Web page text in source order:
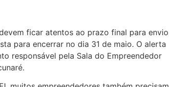
ficar atentos ao prazo final para envio
para encerrar no dia 31 de maio. O alerta
responsável pela Sala do Empreendedor